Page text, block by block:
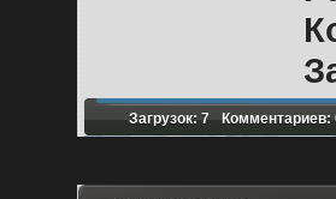
Загрузок: 7 Комментариев: